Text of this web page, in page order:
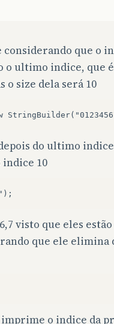
que o
o ultimo indice, que
o size dela será 10
do ultimo
10
visto que eles
que ele elimina
o indice da